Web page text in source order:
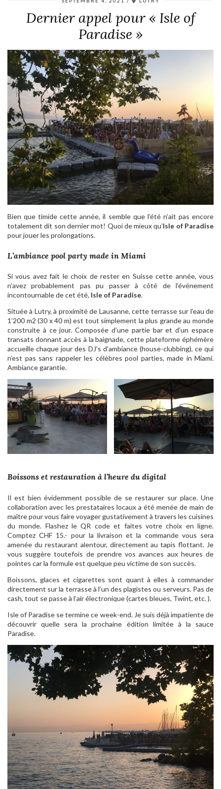
Dernier appel pour « Isle of
Paradise »
Bien que timide cette année, il semble que l’été n’ait pas encore
totalement dit son dernier mot! Quoi de mieux qu’Isle of Paradise
pour jouer les prolongations.
L’ambiance pool party made in Miami
Si vous avez fait le choix de rester en Suisse cette année, vous
n’avez probablement pas pu passer à côté de l’événement
incontournable de cet été, Isle of Paradise.
Située à Lutry, à proximité de Lausanne, cette terrasse sur l’eau de
1’200 m2 (30 x 40 m) est tout simplement la plus grande au monde
construite à ce jour. Composée d’une partie bar et d’un espace
transats donnant accès à la baignade, cette plateforme éphémère
accueille chaque jour des DJ’s d’ambiance (house-clubbing), ce qui
n’est pas sans rappeler les célèbres pool parties, made in Miami.
Ambiance garantie.
Boissons et restauration à l’heure du digital
Il est bien évidemment possible de se restaurer sur place. Une
collaboration avec les prestataires locaux a été menée de main de
maître pour vous faire voyager gustativement à travers les cuisines
du monde. Flashez le QR code et faites votre choix en ligne.
Comptez CHF 15.- pour la livraison et la commande vous sera
amenée du restaurant alentour, directement au tapis flottant. Je
vous suggère toutefois de prendre vos avances aux heures de
pointes car la formule est quelque peu victime de son succès.
Boissons, glaces et cigarettes sont quant à elles à commander
directement sur la terrasse à l’un des plagistes ou serveurs. Pas de
cash, tout se passe à l’air électronique (cartes bleues, Twint, etc. ).
Isle of Paradise se termine ce week-end. Je suis déjà impatiente de
découvrir quelle sera la prochaine édition limitée à la sauce
Paradise.